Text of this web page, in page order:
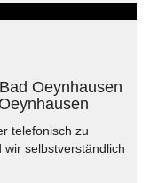
Oeynhausen
telefonisch zu
selbstverständlich